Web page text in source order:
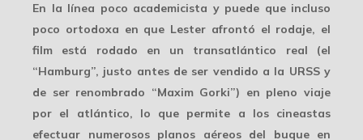
En la línea poco academicista y puede que incluso
poco ortodoxa en que Lester afrontó el rodaje, el
film está rodado en un transatlántico real (el
“Hamburg”, justo antes de ser vendido a la URSS y
de ser renombrado “Maxim Gorki”) en pleno viaje
por el atlántico, lo que permite a los cineastas
efectuar numerosos planos aéreosdel buque en